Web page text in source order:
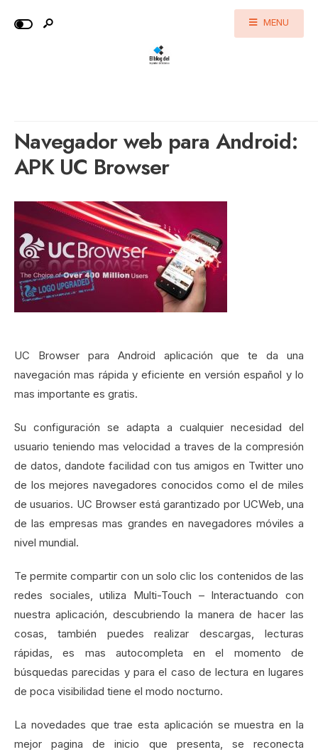
MENU
Navegador web para Android:
APK UC Browser
UC Browser para Android aplicación que te da una
navegación mas rápida y eficiente en versión español y lo
mas importante es gratis.
Su configuración se adapta a cualquier necesidad del
usuario teniendo mas velocidad a traves de la compresión
de datos, dandote facilidad con tus amigos en Twitter uno
de los mejores navegadores conocidos como el de miles
de usuarios. UC Browser está garantizado por UCWeb, una
de las empresas mas grandes en navegadores móviles a
nivel mundial.
Te permite compartir con un solo clic los contenidos de las
redes sociales, utiliza Multi-Touch – Interactuando con
nuestra aplicación, descubriendo la manera de hacer las
cosas, también puedes realizar descargas, lecturas
rápidas, es mas autocompleta en el momento de
búsquedas parecidas y para el caso de lectura en lugares
de poca visibilidad tiene el modo nocturno.
La novedades que trae esta aplicación se muestra en la
mejor pagina de inicio que presenta, se reconecta